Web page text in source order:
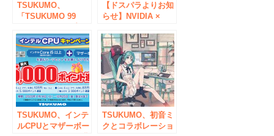
TSUKUMO、
「TSUKUMO 99
のポップアップスト
アを秋葉原と大阪に
て期間限定オープン
【ドスパラよりお知
らせ】NVIDIA ×
Windows版発売記
念イベントを開催！
TSUKUMO、インテ
ルCPUとマザーボー
TSUKUMO、初音ミ
クとコラボレーショ